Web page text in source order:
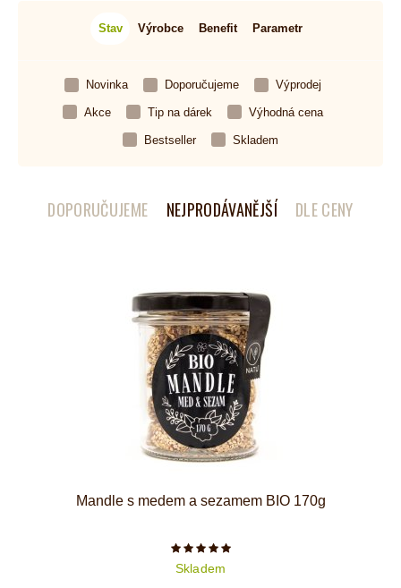
Stav Výrobce Benefit Parametr
Novinka Doporučujeme Výprodej
Akce Tip na dárek Výhodná cena
Bestseller Skladem
DOPORUČUJEME NEJPRODÁVANĚJŠÍ DLE CENY
Mandle s medem a sezamem BIO 170g
Počet hvězdiček je 5 z 5
Skladem